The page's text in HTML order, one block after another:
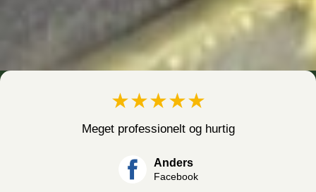
★★★★★
Meget professionelt og hurtig
Anders
Facebook